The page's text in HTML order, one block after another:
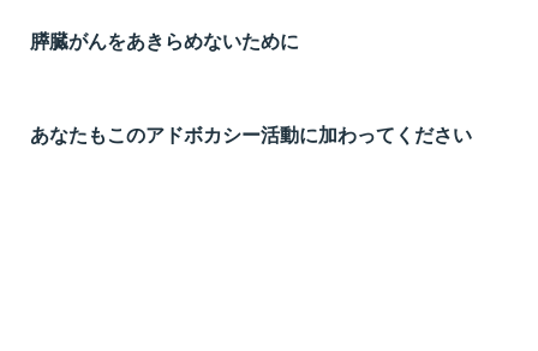
膵臓がんをあきらめないために
あなたもこのアドボカシー活動に加わってください